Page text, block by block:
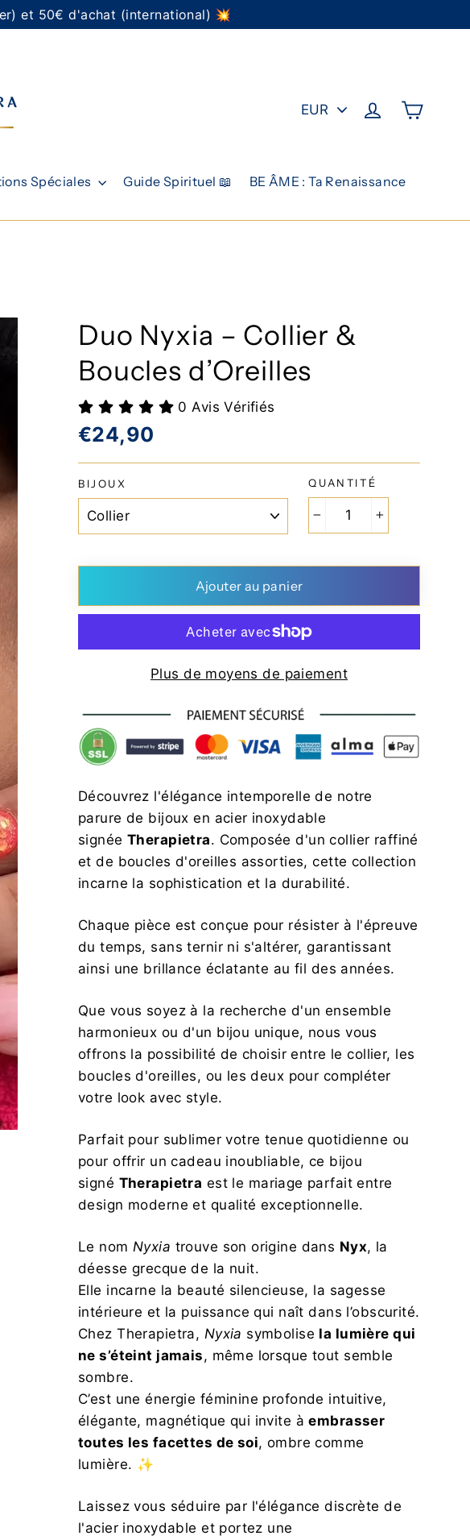
et 50€ d'achat (international) 💥
A
Se connecter
Spéciales Guide Spirituel 📖 BE ÂME : Ta Renaissance
Duo Nyxia – Collier &
Boucles d’Oreilles
0 Avis Vérifiés
Prix
régulier
€24,90
BIJOUX QUANTITÉ
Ajouter au panier
Plus de moyens de paiement
Découvrez l'élégance intemporelle de notre
parure de bijoux en acier inoxydable
signée Therapietra. Composée d'un collier raffiné
et de boucles d'oreilles assorties, cette collection
incarne la sophistication et la durabilité.
Chaque pièce est conçue pour résister à l'épreuve
du temps, sans ternir ni s'altérer, garantissant
ainsi une brillance éclatante au fil des années.
Que vous soyez à la recherche d'un ensemble
harmonieux ou d'un bijou unique, nous vous
offrons la possibilité de choisir entre le collier, les
boucles d'oreilles, ou les deux pour compléter
votre look avec style.
Parfait pour sublimer votre tenue quotidienne ou
pour offrir un cadeau inoubliable, ce bijou
signé Therapietra est le mariage parfait entre
design moderne et qualité exceptionnelle.
Le nom Nyxia trouve son origine dans Nyx, la
déesse grecque de la nuit.
Elle incarne la beauté silencieuse, la sagesse
intérieure et la puissance qui naît dans l’obscurité.
Chez Therapietra, Nyxia symbolise la lumière qui
ne s’éteint jamais, même lorsque tout semble
sombre.
C’est une énergie féminine profonde intuitive,
élégante, magnétique qui invite àembrasser
toutes les facettes de soi, ombre comme
lumière. ✨
Laissez vous séduire par l'élégance discrète de
l'acier inoxydable et portez une